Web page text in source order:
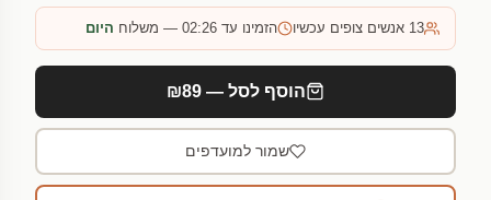
13 אנשים צופים עכשיו הזמינו עד 02:26 — משלוח היום
הוסף לסל — ₪89
שמור למועדפים